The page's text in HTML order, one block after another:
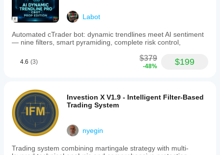
Labot
Automated cTrader bot: dynamic trendlines meet AI sentiment
— nine filters, smart pyramiding, complete risk control,
4.6 (3) $379
-48% $199
Investion X V1.9 - Intelligent Filter-Based
Trading System
nyegin
Trading system combining martingale strategy with multi-